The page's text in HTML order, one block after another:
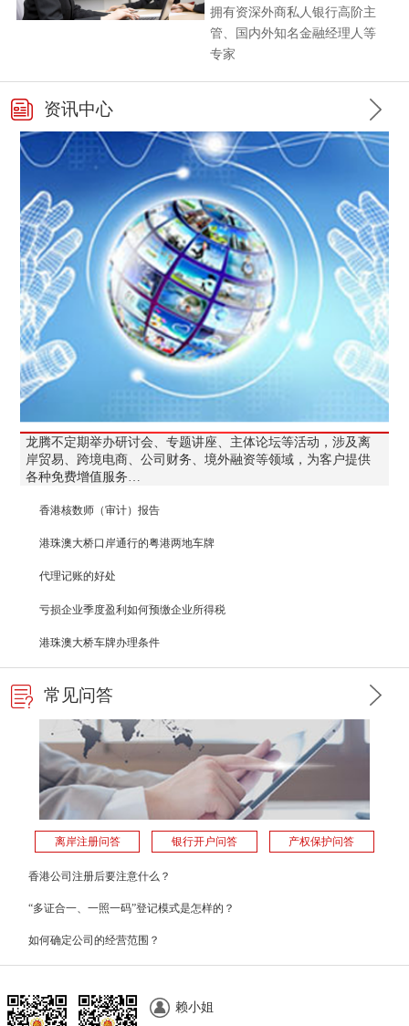
拥有资深外商私人银行高阶主
管、国内外知名金融经理人等
专家
资讯中心
龙腾不定期举办研讨会、专题讲座、主体论坛等活动，涉及离
岸贸易、跨境电商、公司财务、境外融资等领域，为客户提供
各种免费增值服务…
香港核数师（审计）报告
港珠澳大桥口岸通行的粤港两地车牌
代理记账的好处
亏损企业季度盈利如何预缴企业所得税
港珠澳大桥车牌办理条件
常见问答
离岸注册问答 银行开户问答 产权保护问答
香港公司注册后要注意什么？
“多证合一、一照一码”登记模式是怎样的？
如何确定公司的经营范围？
赖小姐